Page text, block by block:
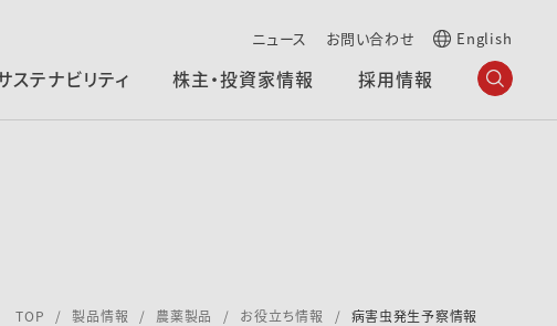
ニュース お問い合わせ English
ステナビリティ 株主・投資家情報 採用情報
TOP 製品情報 農薬製品 お役立ち情報 病害虫発生予察情報